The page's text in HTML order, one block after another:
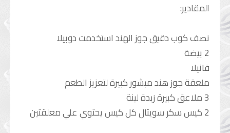
باب البهارات
المقادير:
نصف كوب دقيق جوز الهند استخدمت دوبيلا
2 بيضة
فانيلا
ملعقة جوز هند مبشور كبيرة لتعزيز الطعم
3 ملاعق كبيرة زبدة لينة
2 كيس سكر سويتال كل كيس يحتوي علي معلقتين